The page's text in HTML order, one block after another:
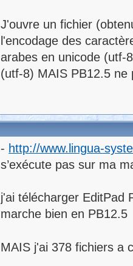
J'ouvre un fichier
l'encodage des
arabes en unicode (utf-
(utf-8) MAIS PB12.5
- http://www.lingua-
s’exécute pas sur ma
j'ai télécharger EditPad
marche bien en PB12.5
MAIS j'ai 378 fichiers a